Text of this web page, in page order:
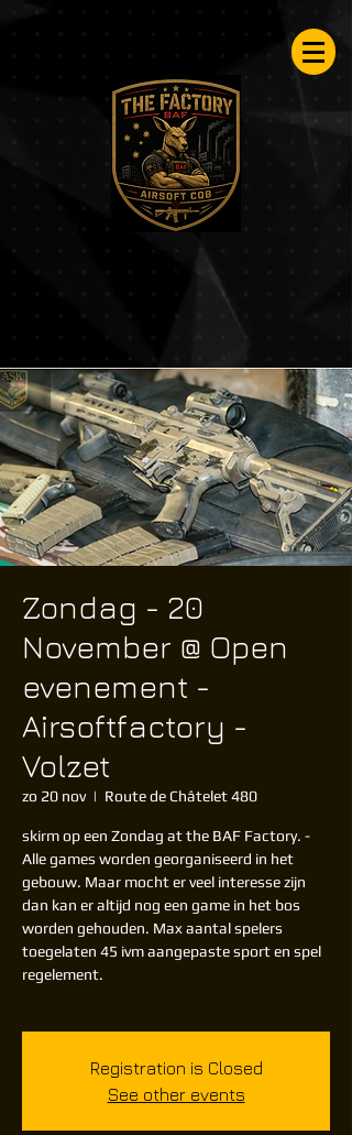
Zondag - 20
November @ Open
evenement -
Airsoftfactory -
Volzet
zo 20 nov
  |
Route de Châtelet 480
skirm op een Zondag at the BAF Factory. -
Alle games worden georganiseerd in het
gebouw. Maar mocht er veel interesse zijn
dan kan er altijd nog een game in het bos
worden gehouden. Max aantal spelers
toegelaten 45 ivm aangepaste sport en spel
regelement.
Registration is Closed
See other events